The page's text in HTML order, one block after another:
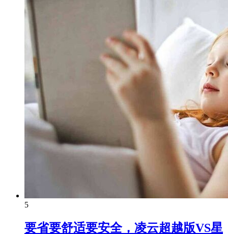
5
要省要舒适要安全，凌云超越版VS星